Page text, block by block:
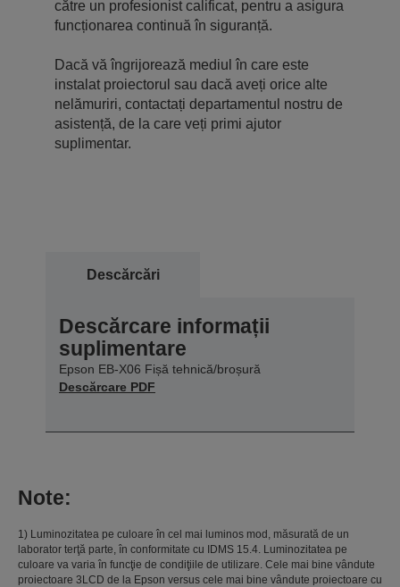
către un profesionist calificat, pentru a asigura
funcționarea continuă în siguranță.
Dacă vă îngrijorează mediul în care este
instalat proiectorul sau dacă aveți orice alte
nelămuriri, contactați departamentul nostru de
asistență, de la care veți primi ajutor
suplimentar.
Descărcări
Descărcare informații
suplimentare
Epson EB-X06 Fișă tehnică/broșură
Descărcare PDF
Note:
1) Luminozitatea pe culoare în cel mai luminos mod, măsurată de un
laborator terţă parte, în conformitate cu IDMS 15.4. Luminozitatea pe
culoare va varia în funcţie de condiţiile de utilizare. Cele mai bine vândute
proiectoare 3LCD de la Epson versus cele mai bine vândute proiectoare cu